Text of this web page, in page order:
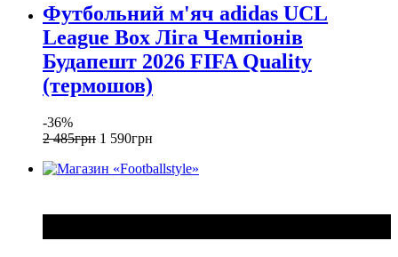
Футбольний м'яч adidas UCL
League Box Ліга Чемпіонів
Будапешт 2026 FIFA Quality
(термошов)
-36%
2 485грн 1 590грн